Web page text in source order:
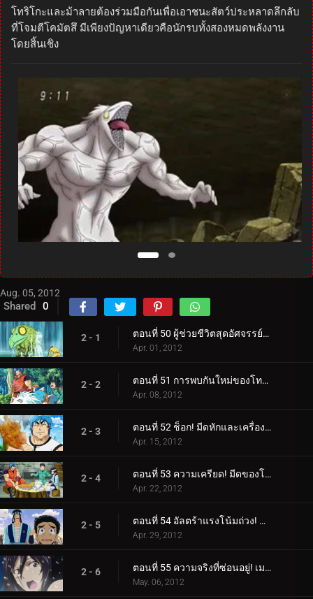
โทริโกะและม้าลายต้องร่วมมือกันเพื่อเอาชนะสัตว์ประหลาดลึกลับ
ที่โจมตีโคมัตสึ มีเพียงปัญหาเดียวคือนักรบทั้งสองหมดพลังงาน
โดยสิ้นเชิง
Aug. 05, 2012
Shared 0
2 - 1 ตอนที่ 50 ผู้ช่วยชีวิตสุดอัศจรรย์ปรากฏตัว! ความหมายที่แท้จริงของคู่รัก!
Apr. 01, 2012
2 - 2 ตอนที่ 51 การพบกันใหม่ของโทริโกะและลูฟี่! ค้นหาผลไม้ทะเล!
Apr. 08, 2012
2 - 3 ตอนที่ 52 ช็อก! มีดหักและเครื่องลับเมลค์!
Apr. 15, 2012
2 - 4 ตอนที่ 53 ความเครียด! มีดของโทริโกะ VS มีดทำครัวของเมลค์!
Apr. 22, 2012
2 - 5 ตอนที่ 54 อัลตร้าแรงโน้มถ่วง! บุกหลุมหนัก!
Apr. 29, 2012
2 - 6 ตอนที่ 55 ความจริงที่ซ่อนอยู่! เมลค์ปรากฏตัวครั้งแรก!
May. 06, 2012